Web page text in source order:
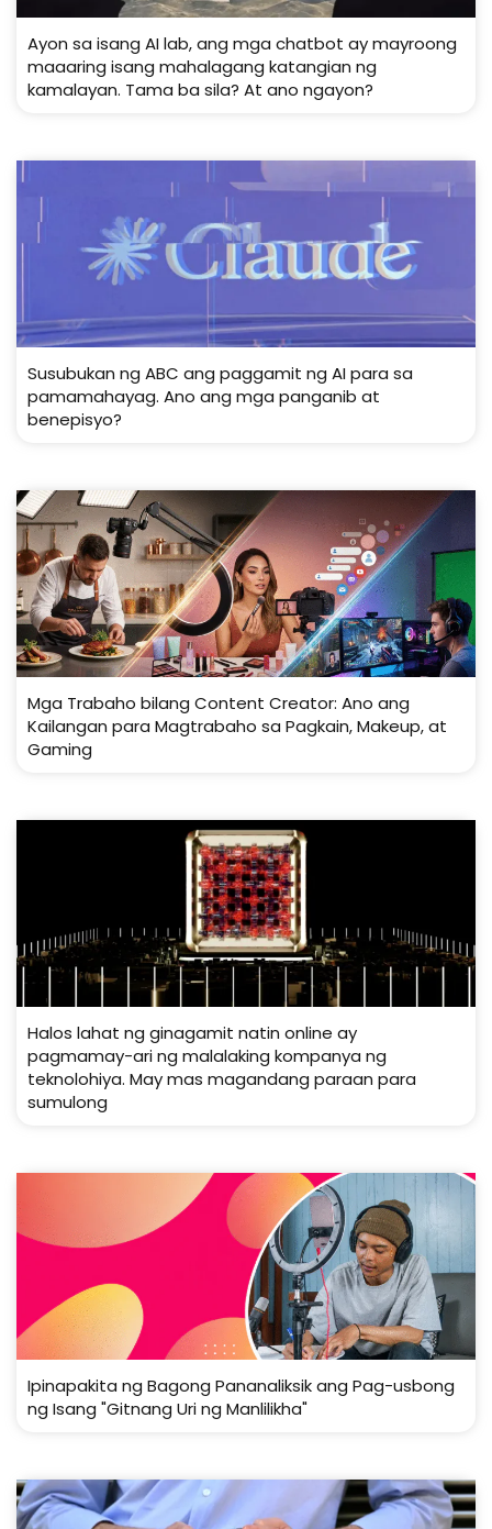
Ayon sa isang AI lab, ang mga chatbot ay mayroong
maaaring isang mahalagang katangian ng
kamalayan. Tama ba sila? At ano ngayon?
Susubukan ng ABC ang paggamit ng AI para sa
pamamahayag. Ano ang mga panganib at
benepisyo?
Mga Trabaho bilang Content Creator: Ano ang
Kailangan para Magtrabaho sa Pagkain, Makeup, at
Gaming
Halos lahat ng ginagamit natin online ay
pagmamay-ari ng malalaking kompanya ng
teknolohiya. May mas magandang paraan para
sumulong
Ipinapakita ng Bagong Pananaliksik ang Pag-usbong
ng Isang "Gitnang Uri ng Manlilikha"